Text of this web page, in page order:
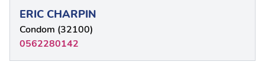
ERIC CHARPIN
Condom (32100)
0562280142